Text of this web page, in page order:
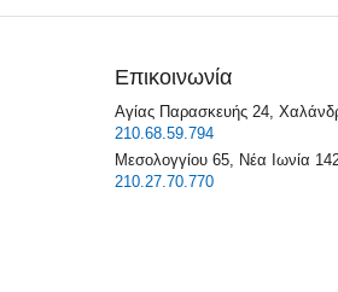
Επικοινωνία
Αγίας Παρασκευής 24,
210.68.59.794
Μεσολογγίου 65, Νέα Ιωνία
210.27.70.770